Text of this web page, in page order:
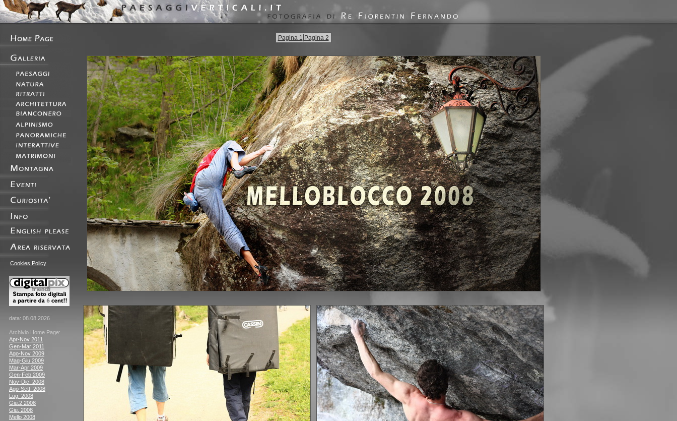
Cookies Policy
data: 08.08.2026
Archivio Home Page:
Apr-Nov 2011
Gen-Mar 2011
Ago-Nov 2009
Mag-Giu 2009
Mar-Apr 2009
Gen-Feb 2009
Nov-Dic. 2008
Ago-Sett. 2008
Lug. 2008
Giu.2 2008
Giu. 2008
Mello 2008
Pagina 1| Pagina 2